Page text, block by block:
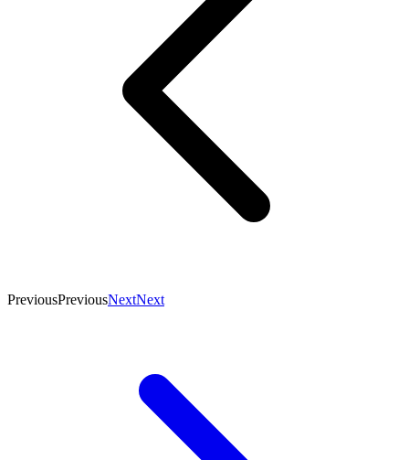
PreviousPreviousNextNext